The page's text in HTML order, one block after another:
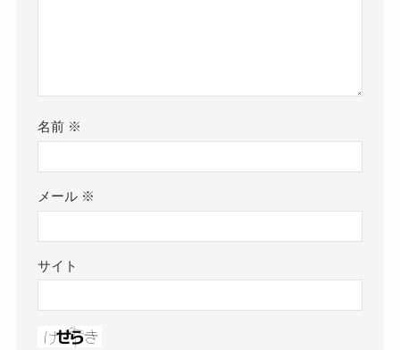
名前 ※
メール ※
サイト